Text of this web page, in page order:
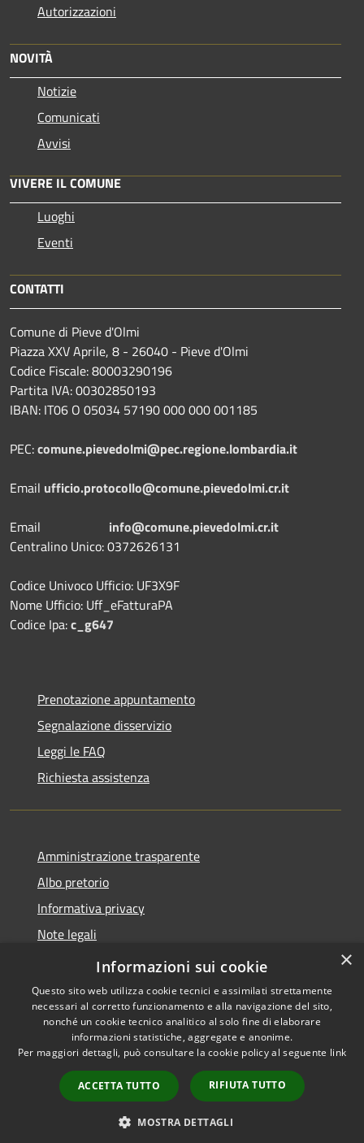
Autorizzazioni
NOVITÀ
Notizie
Comunicati
Avvisi
VIVERE IL COMUNE
Luoghi
Eventi
CONTATTI
Comune di Pieve d'Olmi
Piazza XXV Aprile, 8 - 26040 - Pieve d'Olmi
Codice Fiscale: 80003290196
Partita IVA: 00302850193
IBAN: IT06 O 05034 57190 000 000 001185
PEC:comune.pievedolmi@pec.regione.lombardia.it
Email ufficio.protocollo@comune.pievedolmi.cr.it
Email info@comune.pievedolmi.cr.it
Centralino Unico: 0372626131
Codice Univoco Ufficio: UF3X9F
Nome Ufficio: Uff_eFatturaPA
Codice Ipa:c_g647
Prenotazione appuntamento
Segnalazione disservizio
Leggi le FAQ
Richiesta assistenza
Amministrazione trasparente
Albo pretorio
Informativa privacy
Note legali
Dichiarazione di accessibilità
Accessibilità
Copyright © 2026 • Comune di
Pieve d'Olmi • Powered by
Municipium•
Accesso
redazione
×
Informazioni sui cookie
Questo sito web utilizza cookie tecnici e assimilati strettamente
necessari al corretto funzionamento e alla navigazione del sito,
nonché un cookie tecnico analitico al solo fine di elaborare
informazioni statistiche, aggregate e anonime.
Per maggiori dettagli, può consultare la cookie policy al seguente link
ACCETTA TUTTO RIFIUTA TUTTO
MOSTRA DETTAGLI